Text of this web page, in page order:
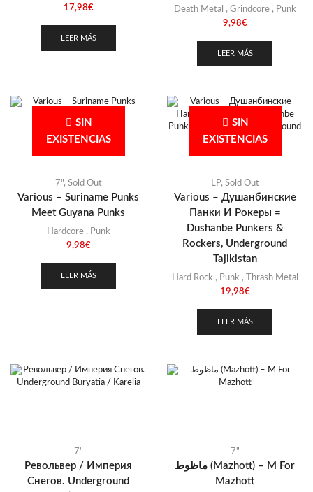
17,98€
LEER MÁS
Death Metal , Grindcore, Punk
9,98€
LEER MÁS
SIN
EXISTENCIAS
7", Sold Out
Various – Suriname Punks
Meet Guyana Punks
Hardcore, Punk
9,98€
LEER MÁS
SIN
EXISTENCIAS
LP, Sold Out
Various – Душанбинские
Панки И Рокеры =
Dushanbe Punkers &
Rockers, Underground
Tajikistan
Hard Rock , Punk ,
Thrash Metal
19,98€
LEER MÁS
7"
Револьвер / Империя
Снегов. Underground
7"
ماظوط (Mazhott) – M For
Mazhott